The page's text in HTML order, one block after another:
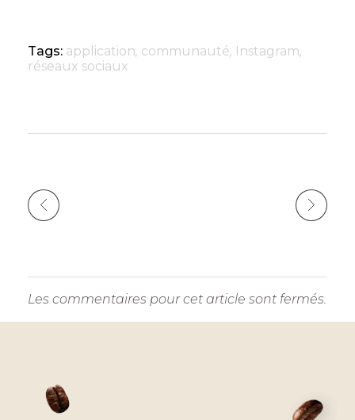
e
n
e
o
e
g
te ts
p
l
y
n
Tags: application, communauté, Instagram,
réseaux sociaux
Les commentaires pour cet article sont fermés.